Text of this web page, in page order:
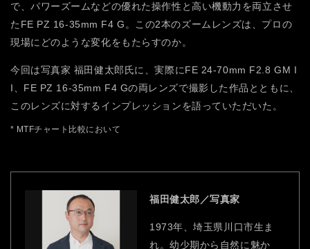
で、パワーズームなどの優れた操作性と高い機動力を両立させ
たFE PZ 16-35mm F4 G。この2本のズームレンズは、プロの
現場にどのような変化をもたらすのか。
今回は写真家 福田健太郎氏に、実際にFE 24-70mm F2.8 GM I
I、FE PZ 16-35mm F4 Gの両レンズで撮影した作品とともに、
このレンズに対するインプレッションを語っていただいた。
* MTFチャート比較において
福田健太郎／写真家
1973年、埼玉県川口市生ま
れ。幼少期から自然に魅か